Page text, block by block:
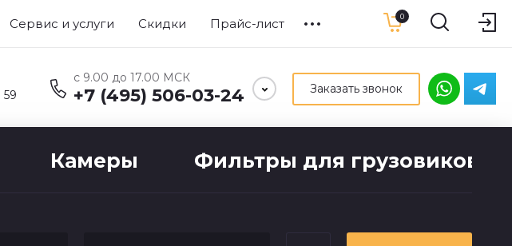
Сервис и услуги Скидки Прайс-лист 0
с 9.00 до 17.00 МСК
+7 (495) 506-03-24 Заказать звонок
Камеры Фильтры для грузовиков и